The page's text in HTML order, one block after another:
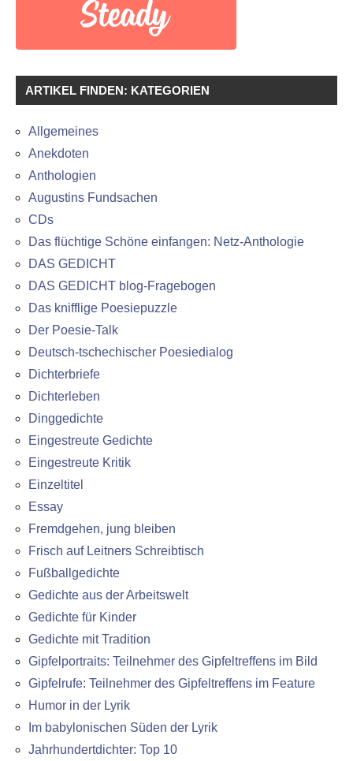
ARTIKEL FINDEN: KATEGORIEN
Allgemeines
Anekdoten
Anthologien
Augustins Fundsachen
CDs
Das flüchtige Schöne einfangen: Netz-Anthologie
DAS GEDICHT
DAS GEDICHT blog-Fragebogen
Das knifflige Poesiepuzzle
Der Poesie-Talk
Deutsch-tschechischer Poesiedialog
Dichterbriefe
Dichterleben
Dinggedichte
Eingestreute Gedichte
Eingestreute Kritik
Einzeltitel
Essay
Fremdgehen, jung bleiben
Frisch auf Leitners Schreibtisch
Fußballgedichte
Gedichte aus der Arbeitswelt
Gedichte für Kinder
Gedichte mit Tradition
Gipfelportraits: Teilnehmer des Gipfeltreffens im Bild
Gipfelrufe: Teilnehmer des Gipfeltreffens im Feature
Humor in der Lyrik
Im babylonischen Süden der Lyrik
Jahrhundertdichter: Top 10